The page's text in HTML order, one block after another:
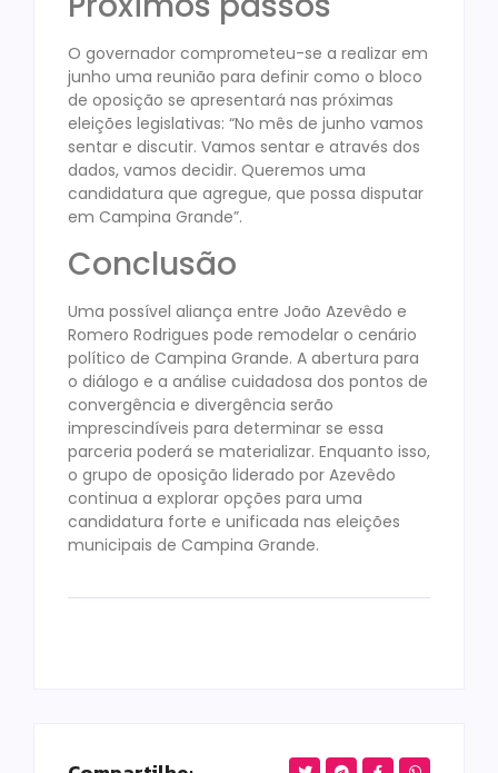
O governador comprometeu-se a realizar em
junho uma reunião para definir como o bloco
de oposição se apresentará nas próximas
eleições legislativas: “No mês de junho vamos
sentar e discutir. Vamos sentar e através dos
dados, vamos decidir. Queremos uma
candidatura que agregue, que possa disputar
em Campina Grande”.
Conclusão
Uma possível aliança entre João Azevêdo e
Romero Rodrigues pode remodelar o cenário
político de Campina Grande. A abertura para
o diálogo e a análise cuidadosa dos pontos de
convergência e divergência serão
imprescindíveis para determinar se essa
parceria poderá se materializar. Enquanto isso,
o grupo de oposição liderado por Azevêdo
continua a explorar opções para uma
candidatura forte e unificada nas eleições
municipais de Campina Grande.